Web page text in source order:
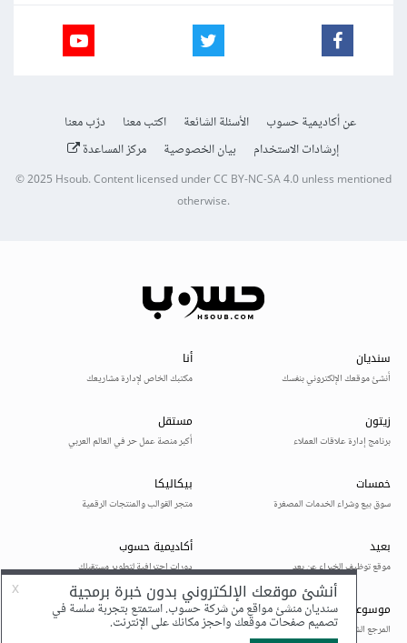
عن أكاديمية حسوب الأسئلة الشائعة اكتب معنا
درّب معنا
إرشادات الاستخدام
بيان الخصوصية مركز المساعدة
© 2025Hsoub.Content licensed underCC BY-NC-SA 4.0unless mentioned
otherwise.